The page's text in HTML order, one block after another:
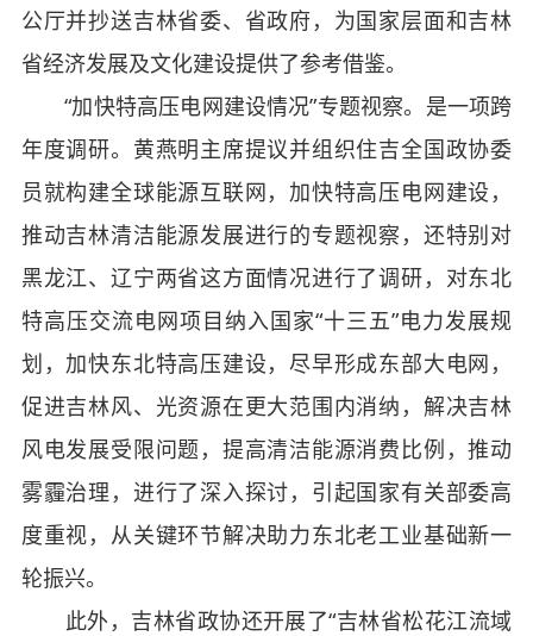
公厅并抄送吉林省委、省政府，为国家层面和吉林
省经济发展及文化建设提供了参考借鉴。
“加快特高压电网建设情况”专题视察。是一项跨
年度调研。黄燕明主席提议并组织住吉全国政协委
员就构建全球能源互联网，加快特高压电网建设，
推动吉林清洁能源发展进行的专题视察，还特别对
黑龙江、辽宁两省这方面情况进行了调研，对东北
特高压交流电网项目纳入国家“十三五”电力发展规
划，加快东北特高压建设，尽早形成东部大电网，
促进吉林风、光资源在更大范围内消纳，解决吉林
风电发展受限问题，提高清洁能源消费比例，推动
雾霾治理，进行了深入探讨，引起国家有关部委高
度重视，从关键环节解决助力东北老工业基础新一
轮振兴。
此外，吉林省政协还开展了“吉林省松花江流域